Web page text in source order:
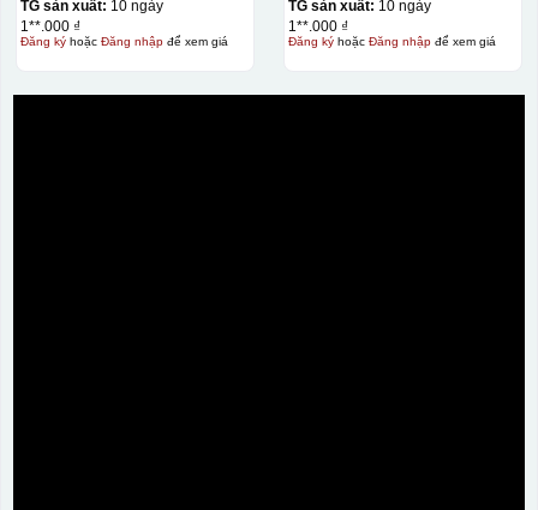
TG sản xuất: 10 ngày
1**.000 ₫
Đăng kýhoặc Đăng nhậpđể xem giá
TG sản xuất: 10 ngày
1**.000 ₫
Đăng kýhoặc Đăng nhậpđể xem giá